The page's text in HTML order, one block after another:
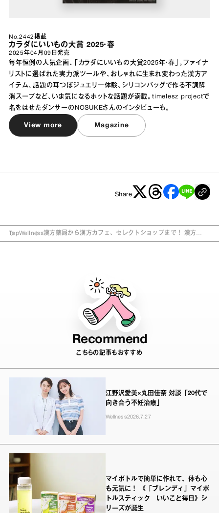
No.2442掲載
カラダにいいもの大賞 2025・春
2025年04月09日 発売
毎年恒例の人気企画、「カラダにいいもの大賞2025年・春」。ファイナ
リストに選ばれた実力派ツールや、おしゃれに生まれ変わった漢方ア
イテム、話題の耳つぼジュエリー体験、シリコンバッグで作る不調解
消スープなど、いま気になるホットな話題が満載。timelesz projectで
名をはせたダンサーのNOSUKEさんのインタビューも。
View more Magazine
Share
TopWellness漢方薬局から漢方カフェ、セレクトショップまで！ 漢方
Recommend
こちらの記事もおすすめ
江野沢愛美×丸田佳奈 対談「20代で
向き合う不妊治療」
Wellness2026.7.27
マイボトルで簡単に作れて、体も心
も元気に！ 《「ブレンディ」マイボ
トルスティック いいこと毎日》シ
リーズが誕生